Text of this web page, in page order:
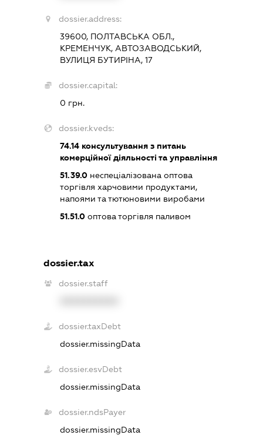
dossier.address:
39600, ПОЛТАВСЬКА ОБЛ.,
КРЕМЕНЧУК, АВТОЗАВОДСЬКИЙ,
ВУЛИЦЯ БУТИРІНА, 17
dossier.capital:
0 грн.
dossier.kveds:
74.14 консультування з питань
комерційної діяльності та управління
51.39.0 неспеціалізована оптова
торгівля харчовими продуктами,
напоями та тютюновими виробами
51.51.0 оптова торгівля паливом
dossier.tax
dossier.staff
dossier.taxDebt
dossier.missingData
dossier.esvDebt
dossier.missingData
dossier.ndsPayer
dossier.missingData